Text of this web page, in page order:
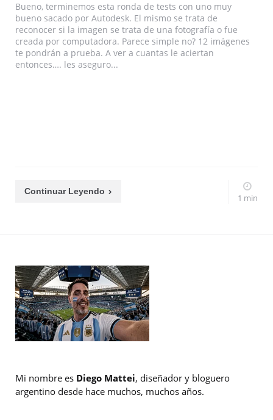
Bueno, terminemos esta ronda de tests con uno muy
bueno sacado por Autodesk. El mismo se trata de
reconocer si la imagen se trata de una fotografía o fue
creada por computadora. Parece simple no? 12 imágenes
te pondrán a prueba. A ver a cuantas le aciertan
entonces…. les aseguro...
Continuar Leyendo
1 min
Mi nombre es Diego Mattei, diseñador y bloguero
argentino desde hace muchos, muchos años.